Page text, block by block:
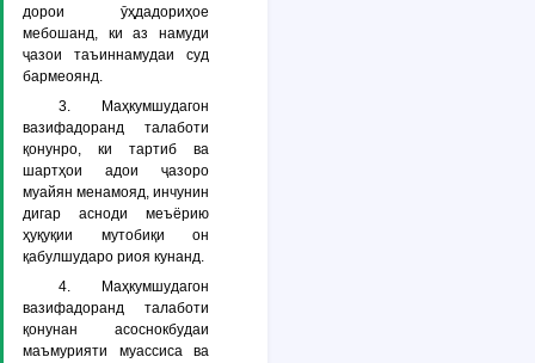
дорои ӯҳдадориҳое
мебошанд, ки аз намуди
ҷазои таъиннамудаи суд
бармеоянд.
3. Маҳкумшудагон
вазифадоранд талаботи
қонунро, ки тартиб ва
шартҳои адои ҷазоро
муайян менамояд, инчунин
дигар асноди меъёрию
ҳуқуқии мутобиқи он
қабулшударо риоя кунанд.
4. Маҳкумшудагон
вазифадоранд талаботи
қонунан асоснокбудаи
маъмурияти муассиса ва